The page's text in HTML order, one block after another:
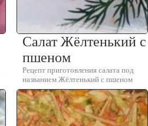
Салат Жёлтенький с
пшеном
Рецепт приготовления салата под
названием Жёлтенький с пшеном